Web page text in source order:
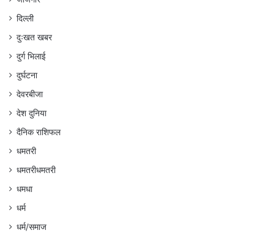
दिल्ली
दुःखत खबर
दुर्ग भिलाई
दुर्घटना
देवरबीजा
देश दुनिया
दैनिक राशिफल
धमतरी
धमतरीधमतरी
धमधा
धर्म
धर्म/समाज